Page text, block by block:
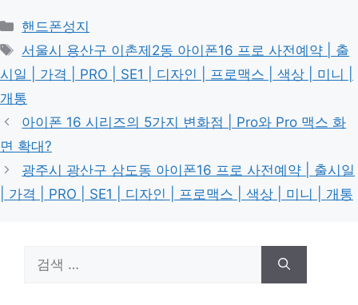
카
테
고
리
핸드폰성지
태
그
서울시 용산구 이촌제2동 아이폰16 프로 사전예약 | 출
시일 | 가격 | PRO | SE1 | 디자인 | 프로맥스 | 색상 | 미니 |
개통
아이폰 16 시리즈의 5가지 변화점 | Pro와 Pro 맥스 화
면 확대?
광주시 광산구 삼도동 아이폰16 프로 사전예약 | 출시일
| 가격 | PRO | SE1 | 디자인 | 프로맥스 | 색상 | 미니 | 개통
색: